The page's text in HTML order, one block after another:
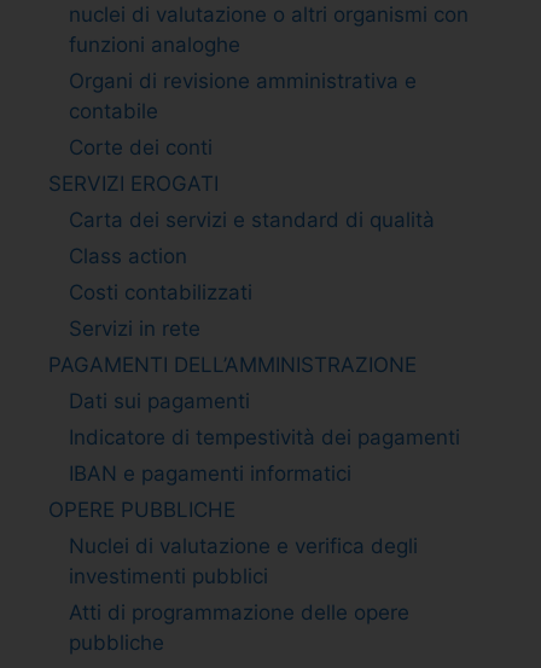
nuclei di valutazione o altri organismi con
funzioni analoghe
Organi di revisione amministrativa e
contabile
Corte dei conti
SERVIZI EROGATI
Carta dei servizi e standard di qualità
Class action
Costi contabilizzati
Servizi in rete
PAGAMENTI DELL’AMMINISTRAZIONE
Dati sui pagamenti
Indicatore di tempestività dei pagamenti
IBAN e pagamenti informatici
OPERE PUBBLICHE
Nuclei di valutazione e verifica degli
investimenti pubblici
Atti di programmazione delle opere
pubbliche